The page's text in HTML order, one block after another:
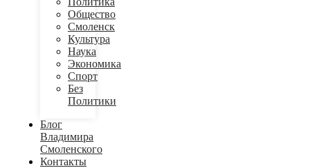
Общество
Смоленск
Культура
Наука
Экономика
Спорт
Без
Политики
Блог
Владимира
Смоленского
Контакты